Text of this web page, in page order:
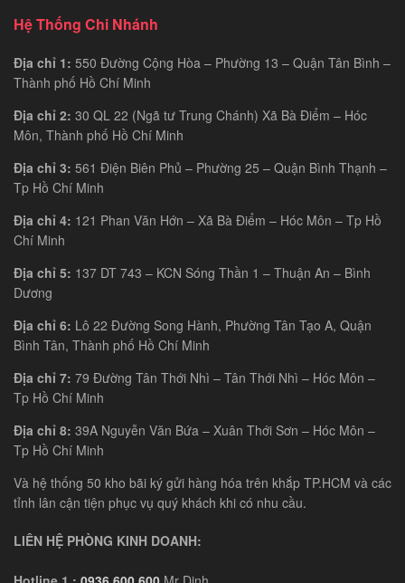
Hệ Thống Chi Nhánh
Địa chỉ 1: 550 Đường Cộng Hòa – Phường 13 – Quận Tân Bình –
Thành phố Hồ Chí Minh
Địa chỉ 2: 30 QL 22 (Ngã tư Trung Chánh) Xã Bà Điểm – Hóc
Môn, Thành phố Hồ Chí Minh
Địa chỉ 3: 561 Điện Biên Phủ – Phường 25 – Quận Bình Thạnh –
Tp Hồ Chí Minh
Địa chỉ 4: 121 Phan Văn Hớn – Xã Bà Điểm – Hóc Môn – Tp Hồ
Chí Minh
Địa chỉ 5: 137 DT 743 – KCN Sóng Thần 1 – Thuận An – Bình
Dương
Địa chỉ 6: Lô 22 Đường Song Hành, Phường Tân Tạo A, Quận
Bình Tân, Thành phố Hồ Chí Minh
Địa chỉ 7: 79 Đường Tân Thới Nhì – Tân Thới Nhì – Hóc Môn –
Tp Hồ Chí Minh
Địa chỉ 8: 39A Nguyễn Văn Bứa – Xuân Thới Sơn – Hóc Môn –
Tp Hồ Chí Minh
Và hệ thống 50 kho bãi ký gửi hàng hóa trên khắp TP.HCM và các
tỉnh lân cận tiện phục vụ quý khách khi có nhu cầu.
LIÊN HỆ PHÒNG KINH DOANH: